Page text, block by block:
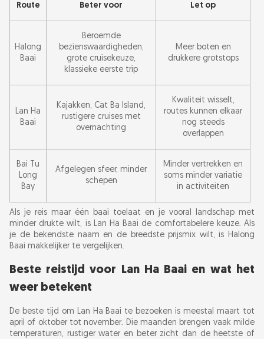
Route Beter voor Let op
Halong
Baai
Beroemde
bezienswaardigheden,
grote cruisekeuze,
klassieke eerste trip
Meer boten en
drukkere grotstops
Lan Ha
Baai
Kajakken, Cat Ba Island,
rustigere cruises met
overnachting
Kwaliteit wisselt,
routes kunnen elkaar
nog steeds
overlappen
Bai Tu
Long
Bay
Afgelegen sfeer, minder
schepen
Minder vertrekken en
soms minder variatie
in activiteiten
Als je reis maar één baai toelaat en je vooral landschap met
minder drukte wilt, is Lan Ha Baai de comfortabelere keuze. Als
je de bekendste naam en de breedste prijsmix wilt, is Halong
Baai makkelijker te vergelijken.
Beste reistijd voor Lan Ha Baai en wat het
weer betekent
De beste tijd om Lan Ha Baai te bezoeken is meestal maart tot
april of oktober tot november. Die maanden brengen vaak milde
temperaturen, rustiger water en beter zicht dan de heetste of